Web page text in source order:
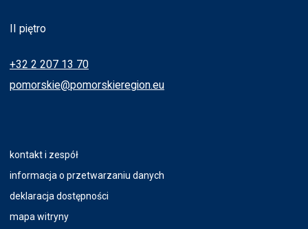
II piętro
+32 2 207 13 70
pomorskie@pomorskieregion.eu
kontakt i zespół
informacja o przetwarzaniu danych
deklaracja dostępności
mapa witryny